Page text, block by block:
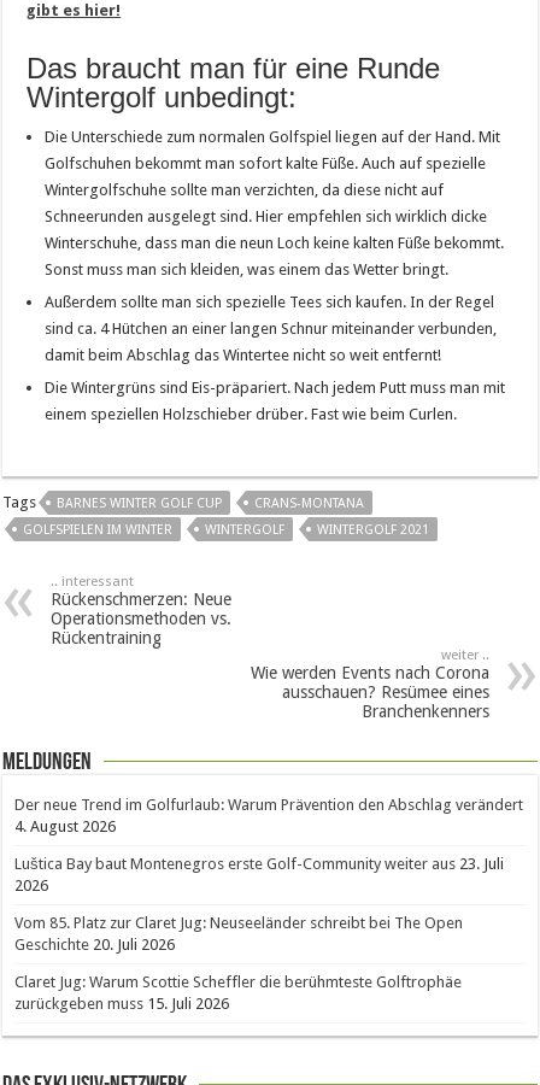
gibt es hier!
Das braucht man für eine Runde
Wintergolf unbedingt:
Die Unterschiede zum normalen Golfspiel liegen auf der Hand. Mit
Golfschuhen bekommt man sofort kalte Füße. Auch auf spezielle
Wintergolfschuhe sollte man verzichten, da diese nicht auf
Schneerunden ausgelegt sind. Hier empfehlen sich wirklich dicke
Winterschuhe, dass man die neun Loch keine kalten Füße bekommt.
Sonst muss man sich kleiden, was einem das Wetter bringt.
Außerdem sollte man sich spezielle Tees sich kaufen. In der Regel
sind ca. 4 Hütchen an einer langen Schnur miteinander verbunden,
damit beim Abschlag das Wintertee nicht so weit entfernt!
Die Wintergrüns sind Eis-präpariert. Nach jedem Putt muss man mit
einem speziellen Holzschieber drüber. Fast wie beim Curlen.
Tags BARNES WINTER GOLF CUP
CRANS-MONTANA
GOLFSPIELEN IM WINTER
WINTERGOLF WINTERGOLF 2021
.. interessant
Rückenschmerzen: Neue
Operationsmethoden vs.
Rückentraining
weiter ..
Wie werden Events nach Corona
ausschauen? Resümee eines
Branchenkenners
Meldungen
Der neue Trend im Golfurlaub: Warum Prävention den Abschlag verändert
4. August 2026
Luštica Bay baut Montenegros erste Golf-Community weiter aus 23. Juli
2026
Vom 85. Platz zur Claret Jug: Neuseeländer schreibt bei The Open
Geschichte 20. Juli 2026
Claret Jug: Warum Scottie Scheffler die berühmteste Golftrophäe
zurückgeben muss 15. Juli 2026